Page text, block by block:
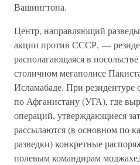
Вашингтона.
Центр, направляющий
акции против СССР, —
располагающаяся в
столичном мегаполисе
Исламабаде. При резидентуре
по Афганистану (УГА), где
операций, утверждающиеся
рассылаются (в основном по
разведки) конкретные
полевым командирам